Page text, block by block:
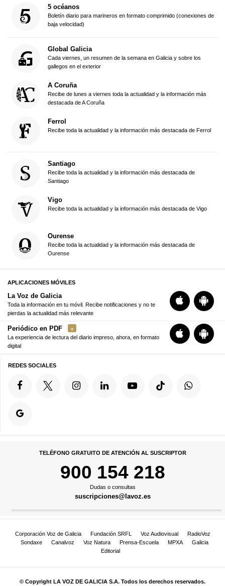
5 océanos
Boletín diario para marineros en formato comprimido (conexiones de
baja velocidad)
Global Galicia
Cada viernes, un resumen de la semana en Galicia y sobre los
gallegos en el exterior
A Coruña
Recibe de lunes a viernes toda la actualidad y la información más
destacada de A Coruña
Ferrol
Recibe toda la actualidad y la información más destacada de Ferrol
Santiago
Recibe toda la actualidad y la información más destacada de
Santiago
Vigo
Recibe toda la actualidad y la información más destacada de Vigo
Ourense
Recibe toda la actualidad y la información más destacada de
Ourense
APLICACIONES MÓVILES
La Voz de Galicia
Toda la información en tu móvil. Recibe notificaciones y no te
pierdas la actualidad más relevante
Periódico en PDF
La experiencia de lectura del diario impreso, ahora, en formato
digital
REDES SOCIALES
TELÉFONO GRATUITO DE ATENCIÓN AL SUSCRIPTOR
900 154 218
Dudas o consultas
suscripciones@lavoz.es
Corporación Voz de Galicia Fundación SRFL Voz Audiovisual
RadioVoz
Sondaxe
Canalvoz Voz Natura Prensa-Escuela MPXA
Galicia
Editorial
© Copyright LA VOZ DE GALICIA S.A. Todos los derechos reservados.